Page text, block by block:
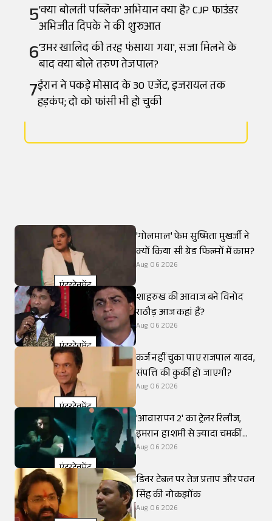
5'क्या बोलती पब्लिक' अभियान क्या है? CJP फाउंडर
अभिजीत दिपके ने की शुरुआत
6'उमर खालिद की तरह फंसाया गया', सजा मिलने के
बाद क्या बोले तरुण तेजपाल?
7ईरान ने पकड़े मोसाद के 30 एजेंट, इजरायल तक
हड़कंप; दो को फांसी भी हो चुकी
एंटरटेनमेंट
'गोलमाल' फेम सुष्मिता मुखर्जी ने
क्यों किया सी ग्रेड फिल्मों में काम?
Aug 06 2026
एंटरटेनमेंट
शाहरुख की आवाज बने विनोद
राठौड़ आज कहां हैं?
Aug 06 2026
एंटरटेनमेंट
कर्ज नहीं चुका पाए राजपाल यादव,
संपत्ति की कुर्की हो जाएगी?
Aug 06 2026
एंटरटेनमेंट
'आवारापन 2' का ट्रेलर रिलीज,
इमरान हाशमी से ज्यादा चमकीं
शबाना आजमी
Aug 06 2026
डिनर टेबल पर तेज प्रताप और पवन
सिंह की नोकझोंक
Aug 06 2026